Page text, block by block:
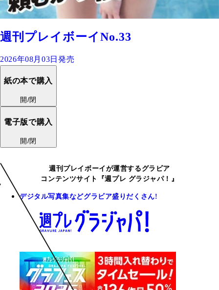
週刊プレイボーイNo.33
2026年08月03日発売
紙の本で購入
開/閉
電子版で購入
開/閉
週刊プレイボーイが運営するグラビア
コンテンツサイト『週プレ グラジャパ！』
デジタル写真集などグラビア盛りだくさん!